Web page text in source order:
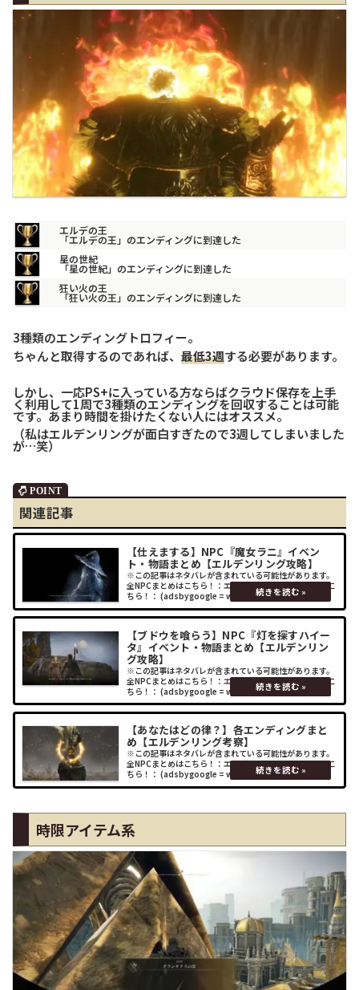
エルデの王
「エルデの王」のエンディングに到達した
星の世紀
「星の世紀」のエンディングに到達した
狂い火の王
「狂い火の王」のエンディングに到達した
3種類のエンディングトロフィー。
ちゃんと取得するのであれば、 最低3週する必要があります。
しかし、一応PS+に入っている方ならばクラウド保存を上手
く利用して1周で3種類のエンディングを回収することは可能
です。あまり時間を掛けたくない人にはオススメ。
（私はエルデンリングが面白すぎたので3週してしまいました
が…笑）
関連記事
【仕えまする】NPC『魔女ラニ』イベン
ト・物語まとめ【エルデンリング攻略】
※この記事はネタバレが含まれている可能性があります。
全NPCまとめはこちら！：エルデンリング関連の記事はこ
ちら！： (adsbygoogle = window.adsbygoogle ||
[]).push({});イベントまとめエレの教会
【ブドウを喰らう】NPC『灯を探すハイー
タ』イベント・物語まとめ【エルデンリン
グ攻略】
※この記事はネタバレが含まれている可能性があります。
全NPCまとめはこちら！：エルデンリング関連の記事はこ
ちら！： (adsbygoogle = window.adsbygoogle ||
[]).push({});イベントまとめストームヴ
【あなたはどの律？】各エンディングまと
め【エルデンリング考察】
※この記事はネタバレが含まれている可能性があります。
全NPCまとめはこちら！：エルデンリング関連の記事はこ
ちら！： (adsbygoogle = window.adsbygoogle ||
[]).push({});各エンディングまとめこち
時限アイテム系